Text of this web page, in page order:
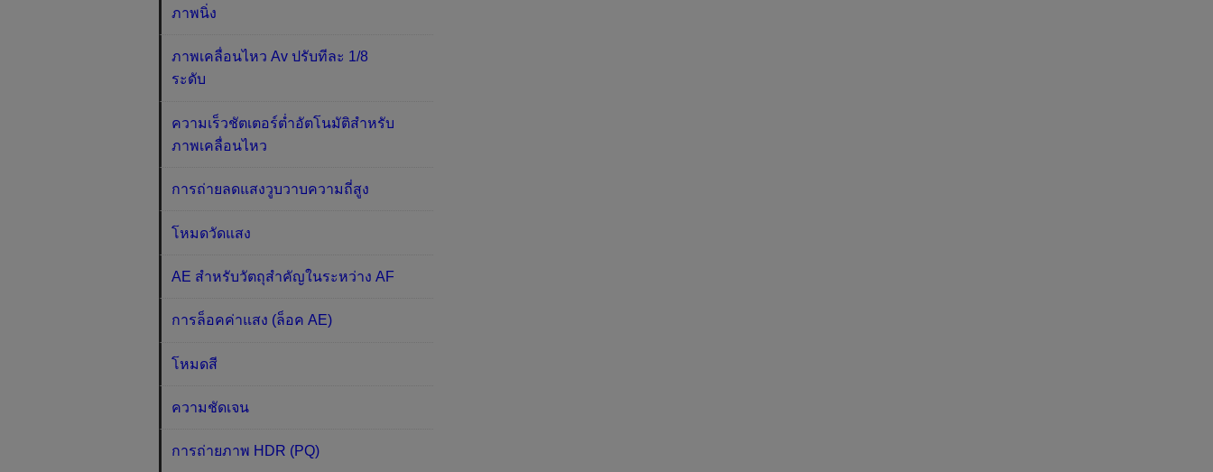
ภาพนิ่ง
ภาพเคลื่อนไหว Av ปรับทีละ 1/8
ระดับ
ความเร็วชัตเตอร์ต่ำอัตโนมัติสำหรับ
ภาพเคลื่อนไหว
การถ่ายลดแสงวูบวาบความถี่สูง
โหมดวัดแสง
AE สำหรับวัตถุสำคัญในระหว่าง AF
การล็อคค่าแสง (ล็อค AE)
โหมดสี
ความชัดเจน
การถ่ายภาพ HDR (PQ)